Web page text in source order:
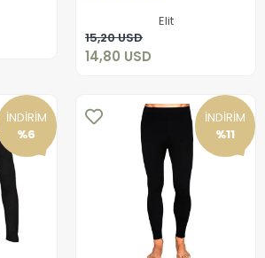
Elit
15,20 USD
14,80 USD
Sepete Ekle
İNDİRİM
%6
İNDİRİM
%11